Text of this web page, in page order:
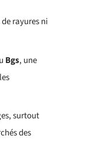
rayures ni
Bgs, une
surtout
des